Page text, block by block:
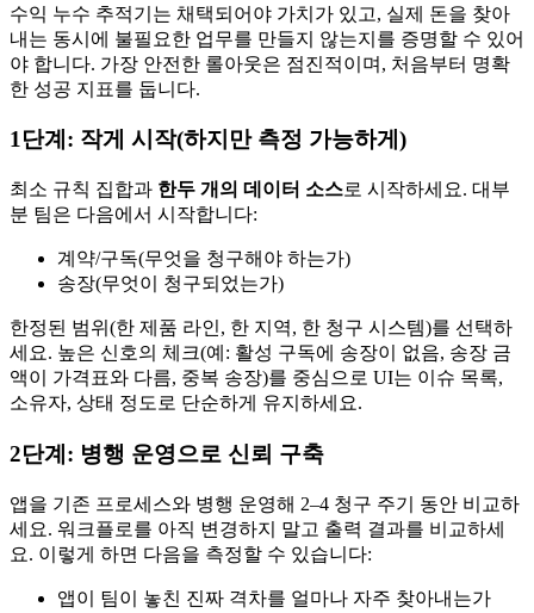
수익 누수 추적기는 채택되어야 가치가 있고, 실제 돈을 찾아
내는 동시에 불필요한 업무를 만들지 않는지를 증명할 수 있어
야 합니다. 가장 안전한 롤아웃은 점진적이며, 처음부터 명확
한 성공 지표를 둡니다.
1단계: 작게 시작(하지만 측정 가능하게)
최소 규칙 집합과 한두 개의 데이터 소스로 시작하세요. 대부
분 팀은 다음에서 시작합니다:
계약/구독(무엇을 청구해야 하는가)
송장(무엇이 청구되었는가)
한정된 범위(한 제품 라인, 한 지역, 한 청구 시스템)를 선택하
세요. 높은 신호의 체크(예: 활성 구독에 송장이 없음, 송장 금
액이 가격표와 다름, 중복 송장)를 중심으로 UI는 이슈 목록,
소유자, 상태 정도로 단순하게 유지하세요.
2단계: 병행 운영으로 신뢰 구축
앱을 기존 프로세스와 병행 운영해 2–4 청구 주기 동안 비교하
세요. 워크플로를 아직 변경하지 말고 출력 결과를 비교하세
요. 이렇게 하면 다음을 측정할 수 있습니다:
앱이 팀이 놓친 진짜 격차를 얼마나 자주 찾아내는가